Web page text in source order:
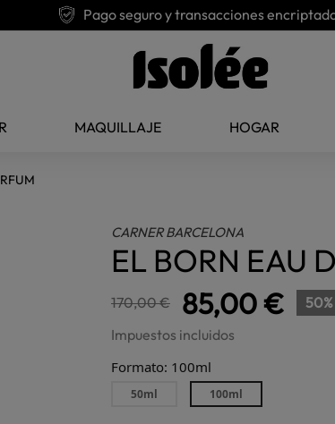
Pago seguro y transacciones
MAQUILLAJE HOGAR
CARNER BARCELONA
EL BORN EAU
170,00 € 85,00 €
Impuestos incluidos
Formato: 100ml
50ml 100ml